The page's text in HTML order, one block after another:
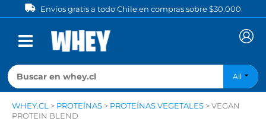
al
contenido
Envíos gratis a todo Chile en compras sobre $30.000
All
WHEY.CL > PROTEÍNAS > PROTEÍNAS VEGETALES > VEGAN
PROTEIN BLEND